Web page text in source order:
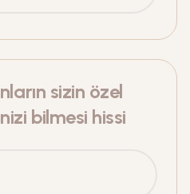
sizin özel
bilmesi hissi